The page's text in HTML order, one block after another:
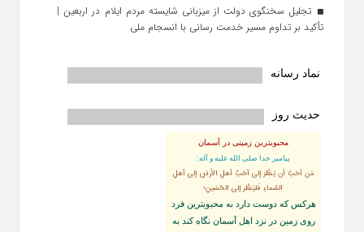
تجلیل سخنگوی دولت از میزبانی شایسته مردم ایلام در اربعین |
تأکید بر تداوم مسیر خدمت‌ رسانی با انسجام ملی
نماد رسانه
حدیث روز
محبوبترین زمینی در آسمان
پيامبر خدا صلى الله عليه و آله:
مَن أحَبَّ أن يَنظُرَ إلى أحَبِّ أهلِ الأرضِ إلى أهلِ
السَّماءِ فَليَنظُر إلى الحُسَينِ؛
هركس كه دوست دارد به محبوبترين فرد
روى زمين در نزد اهل آسمان نگاه كند به